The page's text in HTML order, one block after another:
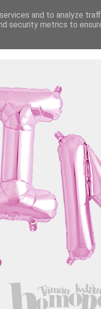
and to analyze
security metrics to